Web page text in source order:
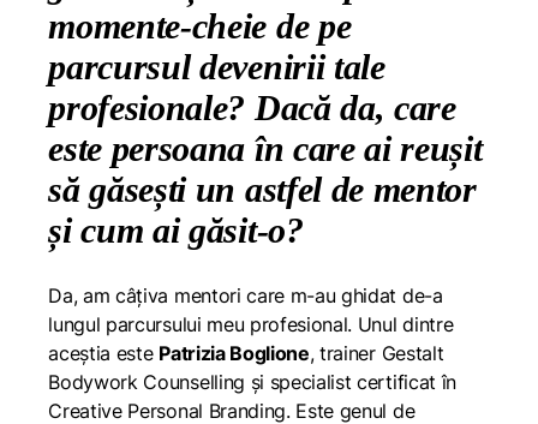
momente-cheie de pe
parcursul devenirii tale
profesionale? Dacă da, care
este persoana în care ai reușit
să găsești un astfel de mentor
și cum ai găsit-o?
Da, am câțiva mentori care m-au ghidat de-a
lungul parcursului meu profesional. Unul dintre
aceștia este Patrizia Boglione, trainer Gestalt
Bodywork Counselling și specialist certificat în
Creative Personal Branding. Este genul de